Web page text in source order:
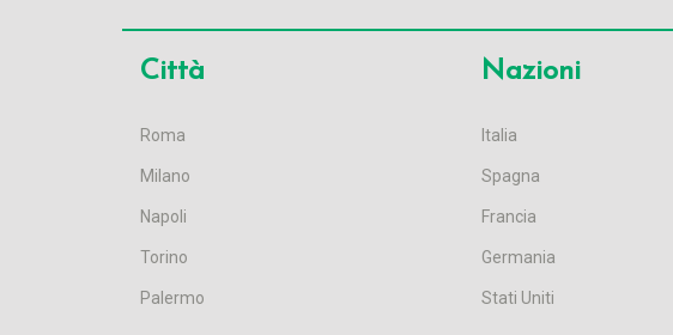
Città
Roma
Milano
Napoli
Torino
Palermo
Nazioni
Italia
Spagna
Francia
Germania
Stati Uniti